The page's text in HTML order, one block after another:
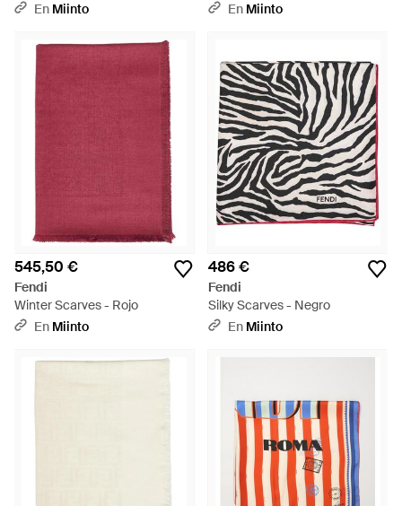
En Miinto
En Miinto
545,50 €
Fendi
Winter Scarves - Rojo
En Miinto
486 €
Fendi
Silky Scarves - Negro
En Miinto